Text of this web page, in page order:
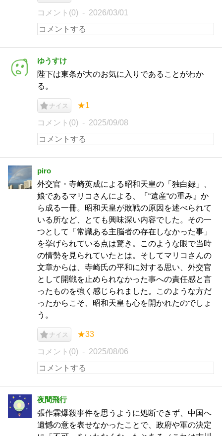
コメント(0) 2026/03/01
ゆうすけ
陛下は東条が大のお気に入りであることがわか
る。
ナイス ★1
コメント(0) 2025/09/08
piro
外交官・寺崎英成による昭和天皇の「独白録」、
娘であるマリコさんによる、『“遺産“の重み』か
ら成る一冊。昭和天皇が敗戦の原因を述べられて
いる所など、とても興味深い内容でした。その一
つとして「常識ある主脳者の存在しなかった事」
を挙げられている点は驚き。このような眼で当時
の情勢を見られていたとは。そしてマリコさんの
文章からは、寺崎氏の平和に対する思い、外交官
として開戦を止められなかった事への責任感と言
ったものを強く感じられました。このような方だ
ったからこそ、昭和天皇も心を開かれたのでしょ
う。
ナイス ★33
コメント(0) 2025/08/06
夜間飛行
張作霖爆殺事件を思うように処断できず、中国へ
遺憾の意を表せなかったことで、政府や軍の決定